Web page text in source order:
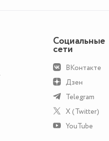
Социальные
сети
ВКонтакте
Дзен
Telegram
X (Twitter)
YouTube